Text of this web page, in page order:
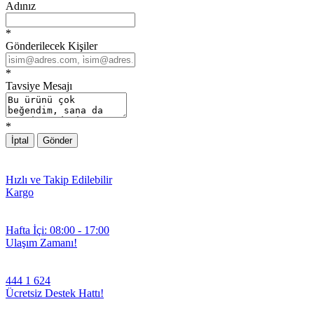
Adınız
*
Gönderilecek Kişiler
*
Tavsiye Mesajı
*
İptal Gönder
Hızlı ve Takip Edilebilir
Kargo
Hafta İçi: 08:00 - 17:00
Ulaşım Zamanı!
444 1 624
Ücretsiz Destek Hattı!